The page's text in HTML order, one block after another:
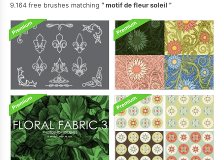
9.164 free brushes matching
motif de fleur soleil